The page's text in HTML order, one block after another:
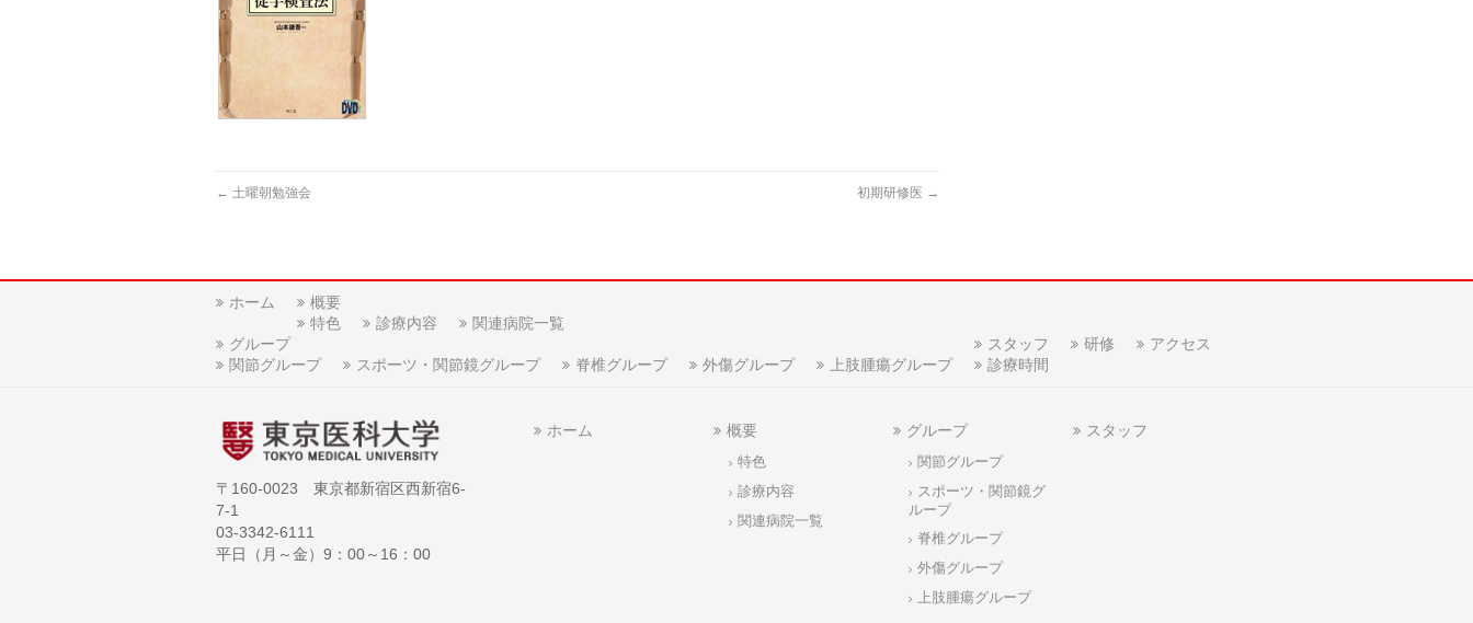
← 土曜朝勉強会 初期研修医 →
ホーム
概要
特色
診療内容
関連病院一覧
グループ
関節グループ
スポーツ・関節鏡グループ 脊椎グループ 外傷グループ 上肢腫瘍グループ
スタッフ 研修
アクセス
診療時間
〒160-0023 東京都新宿区西新宿6-
7-1
03-3342-6111
平日（月～金）9：00～16：00
ホーム 概要
特色
診療内容
関連病院一覧
グループ
関節グループ
スポーツ・関節鏡グ
ループ
脊椎グループ
外傷グループ
上肢腫瘍グループ
スタッフ